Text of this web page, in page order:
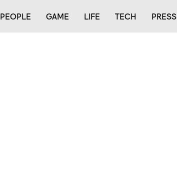
PEOPLE GAME LIFE TECH PRESS